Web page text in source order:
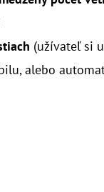
(užívateľ si
alebo